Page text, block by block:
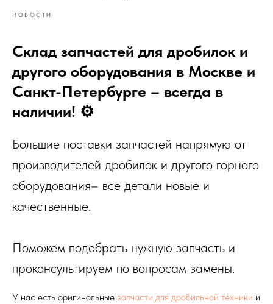
НОВОСТИ
Склад запчастей для дробилок и
другого оборудования в Москве и
Санкт-Петербурге – всегда в
наличии! ⚙️
Большие поставки запчастей напрямую от
производителей дробилок и другого горного
оборудования– все детали новые и
качественные.
Поможем подобрать нужную запчасть и
проконсультируем по вопросам замены.
У нас есть оригинальные запчасти для дробильной техники и